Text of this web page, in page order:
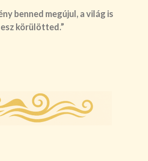
benned megújul, a világ is
körülötted.”